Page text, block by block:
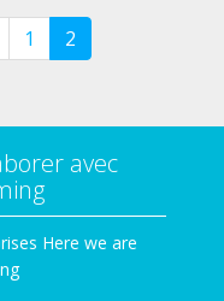
1 2
avec
Here we are